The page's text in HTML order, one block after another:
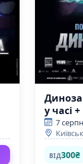
у часі
7
ВІД300₴